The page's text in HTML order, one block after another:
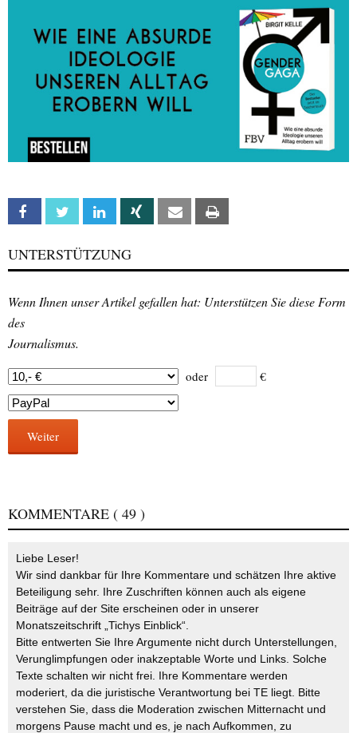
Facebook Twitter Linkedin Xing Email
UNTERSTÜTZUNG
Wenn Ihnen unser Artikel gefallen hat: Unterstützen Sie diese Form
des
Journalismus.
oder €
Weiter
KOMMENTARE ( 49 )
Liebe Leser!
Wir sind dankbar für Ihre Kommentare und schätzen Ihre aktive
Beteiligung sehr. Ihre Zuschriften können auch als eigene
Beiträge auf der Site erscheinen oder in unserer
Monatszeitschrift „Tichys Einblick“.
Bitte entwerten Sie Ihre Argumente nicht durch Unterstellungen,
Verunglimpfungen oder inakzeptable Worte und Links. Solche
Texte schalten wir nicht frei. Ihre Kommentare werden
moderiert, da die juristische Verantwortung bei TE liegt. Bitte
verstehen Sie, dass die Moderation zwischen Mitternacht und
morgens Pause macht und es, je nach Aufkommen, zu